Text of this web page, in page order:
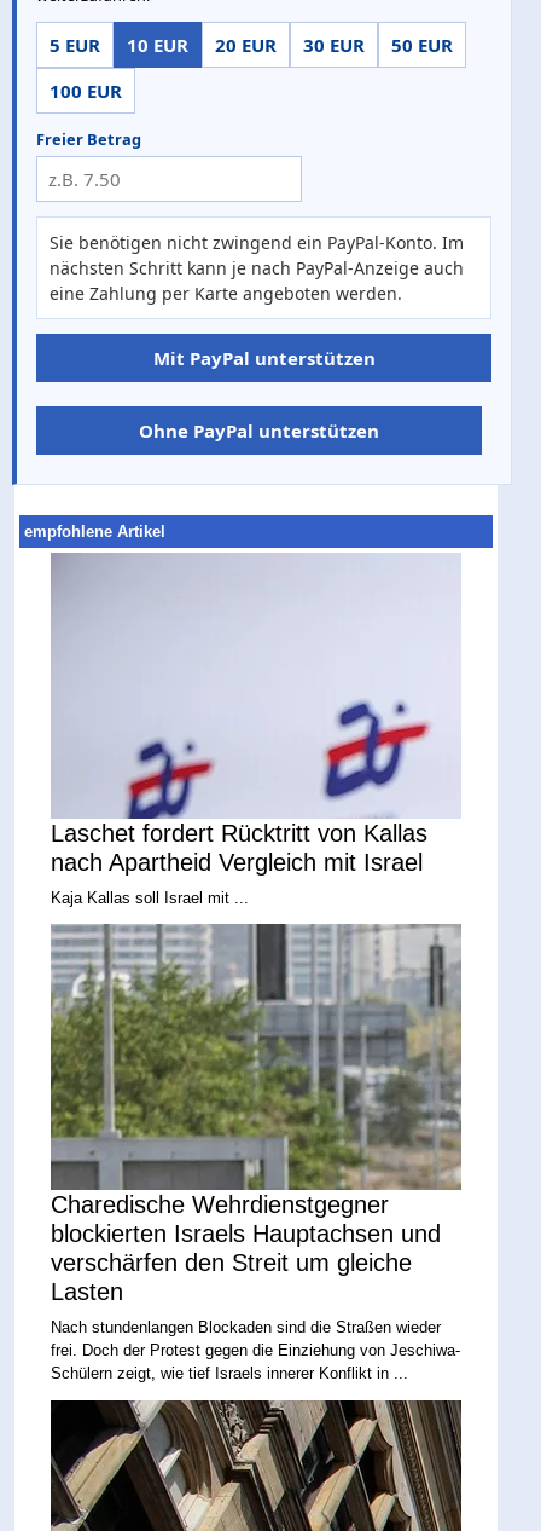
5 EUR 10 EUR 20 EUR 30 EUR
50 EUR
100 EUR
Freier Betrag
Sie benötigen nicht zwingend ein PayPal-Konto. Im
nächsten Schritt kann je nach PayPal-Anzeige auch
eine Zahlung per Karte angeboten werden.
Mit PayPal unterstützen
Ohne PayPal unterstützen
empfohlene Artikel
Laschet fordert Rücktritt von Kallas
nach Apartheid Vergleich mit Israel
Kaja Kallas soll Israel mit ...
Charedische Wehrdienstgegner
blockierten Israels Hauptachsen und
verschärfen den Streit um gleiche
Lasten
Nach stundenlangen Blockaden sind die Straßen wieder
frei. Doch der Protest gegen die Einziehung von Jeschiwa-
Schülern zeigt, wie tief Israels innerer Konflikt in ...